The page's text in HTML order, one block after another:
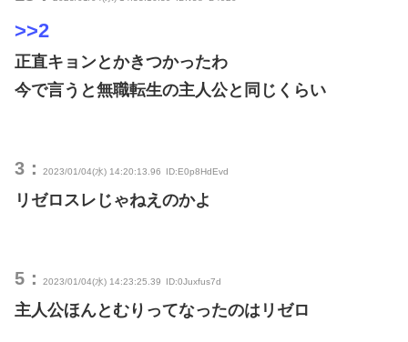
>>2
正直キョンとかきつかったわ
今で言うと無職転生の主人公と同じくらい
3： 2023/01/04(水) 14:20:13.96 ID:E0p8HdEvd
リゼロスレじゃねえのかよ
5： 2023/01/04(水) 14:23:25.39 ID:0Juxfus7d
主人公ほんとむりってなったのはリゼロ